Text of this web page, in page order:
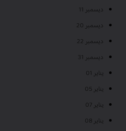
ديسمبر 11
ديسمبر 20
ديسمبر 22
ديسمبر 31
يناير 01
يناير 05
يناير 07
يناير 08